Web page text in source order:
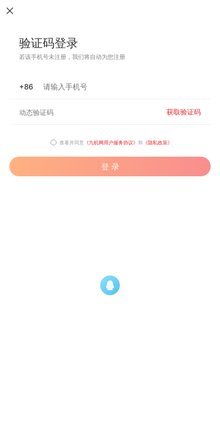
验证码登录
若该手机号未注册，我们将自动为您注册
+86
获取验证码
查看并同意 《九机网用户服务协议》 和 《隐私政策》
登 录